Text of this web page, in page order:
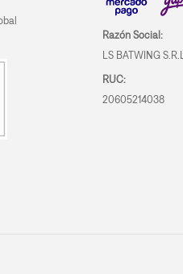
Razón Social:
LS BATWING S.R.L.
RUC:
20605214038